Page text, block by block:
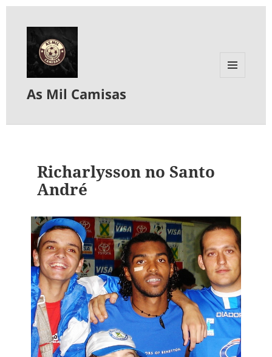
As Mil Camisas
Richarlysson no Santo
André